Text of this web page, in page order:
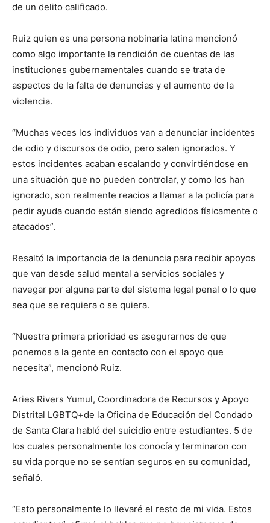
de un delito calificado.
Ruiz quien es una persona nobinaria latina mencionó
como algo importante la rendición de cuentas de las
instituciones gubernamentales cuando se trata de
aspectos de la falta de denuncias y el aumento de la
violencia.
“Muchas veces los individuos van a denunciar incidentes
de odio y discursos de odio, pero salen ignorados. Y
estos incidentes acaban escalando y convirtiéndose en
una situación que no pueden controlar, y como los han
ignorado, son realmente reacios a llamar a la policía para
pedir ayuda cuando están siendo agredidos físicamente o
atacados”.
Resaltó la importancia de la denuncia para recibir apoyos
que van desde salud mental a servicios sociales y
navegar por alguna parte del sistema legal penal o lo que
sea que se requiera o se quiera.
“Nuestra primera prioridad es asegurarnos de que
ponemos a la gente en contacto con el apoyo que
necesita”, mencionó Ruiz.
Aries Rivers Yumul, Coordinadora de Recursos y Apoyo
Distrital LGBTQ+de la Oficina de Educación del Condado
de Santa Clara habló del suicidio entre estudiantes. 5 de
los cuales personalmente los conocía y terminaron con
su vida porque no se sentían seguros en su comunidad,
señaló.
“Esto personalmente lo llevaré el resto de mi vida. Estos